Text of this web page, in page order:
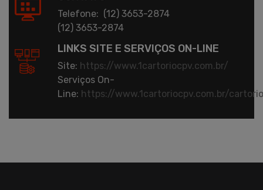
Telefone: (12) 3653-2874
(12) 3653-2874
LINKS SITE E SERVIÇOS ON-LINE
Site: https://www.1cartoriocpv.com.br/
Serviços On-
Line: https://www.1cartoriocpv.com.br/